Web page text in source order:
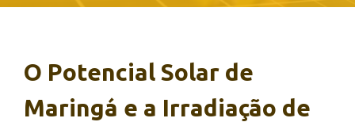
O Potencial Solar de
Maringá e a Irradiação de